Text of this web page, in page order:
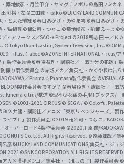
築地俊彦・月並甲介・ヤマグチノボル ©島田フミカネ
渕裕・左 ©三田誠・pako ©LUCKY LAND
・とよた瑣織 ©春日みかげ・みやま零 ©春日みかげ・
・猫鍋蒼 ©橘公司・つなこ ©築地俊彦・駒都え～じ ©
ィアワークス／SAO-A Project ©2018 鴨志田 一／Ｋ
©Tokyo Broadcasting System Television, Inc. ©DMM
2019 illust：abec ©AZONE INTERNATIONAL・acus/ア
」製作委員会©春場ねぎ・講談社／「五等分の花嫁」製
振り製作委員会 ©赤坂アカ／集英社・かぐや様は告ら
／Prisma☆Phantasm製作委員会 ©VISUAL
製作委員会ですか？ ©春場ねぎ・講談社／「五
citrus/獣道 ©理不尽な孫の手/MFブックス/「
©2001-2021 CIRCUS © SEGA / © Colorful
和久井健・講談社／アニメ「東京リベンジャーズ」製
ライブⅡ」製作委員会 ©2019 橘公司・つなこ／
オーバーロード4製作委員会 ©2020 川原 礫/
DONUTS Co. Ltd. All Rights Reserved. ©遠藤達哉／集
彦&LUCKY LAND COMMUNICATIONS/集英社・ジョ
2023 ©SNK CORPORATION ALL RIGHTS RESERVED.
アカ×横槍メンゴ／集英社・【推しの子】製作委員会